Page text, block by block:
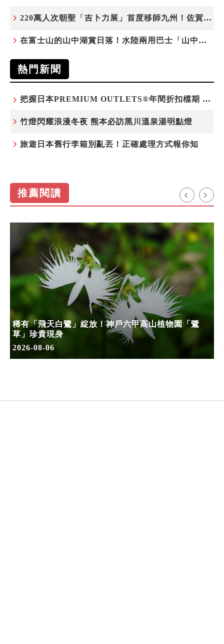
220萬人次朝聖「吉卜力展」首度移師九州！佐賀站早鳥平日套票8/10搶先開賣
在富士山的山中湖賞日落！水陸兩用巴士「山中湖的河馬」暑假加開夕陽班次
熱門新聞
把握日本PREMIUM OUTLETS®年間折扣檔期 越買越划算
竹燈閃耀浪漫冬夜 熊本必訪黑川溫泉湯明點燈
旅遊日本舊行李箱別亂丟！正確處理方式報你知
推薦閱讀
稀有「飛天白鷺」綻放！神戶六甲高山植物園「鷺
草」珍貴現身
2026-08-06